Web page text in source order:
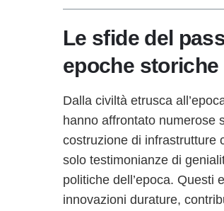
Le sfide del
epoche storiche
Dalla civiltà etrusca
hanno affrontato numerose
costruzione di infrastrutture
solo testimonianze di
politiche dell’epoca. Questi
innovazioni durature,